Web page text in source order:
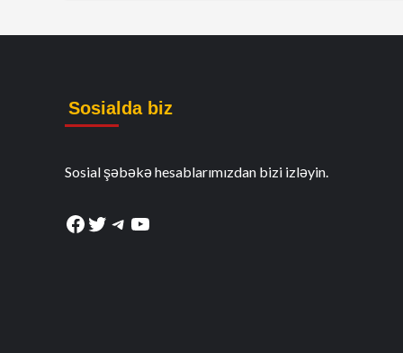
Sosialda biz
Sosial şəbəkə hesablarımızdan bizi izləyin.
Facebook
Twitter
Telegram
YouTube